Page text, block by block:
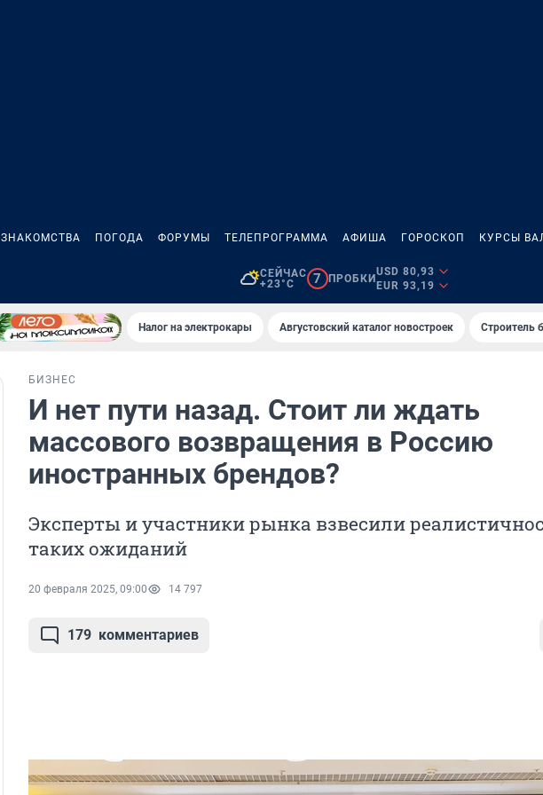
ЗНАКОМСТВА ПОГОДА ФОРУМЫ ТЕЛЕПРОГРАММА АФИША ГОРОСКОП КУРСЫ
СЕЙЧАС
+23°C
7 ПРОБКИ
USD 80,93
EUR 93,19
Налог на электрокары Августовский каталог новостроек Строитель
БИЗНЕС
И нет пути назад. Стоит ли ждать
массового возвращения в Россию
иностранных брендов?
Эксперты и участники рынка взвесили
таких ожиданий
20 февраля 2025, 09:00 14 797
179 комментариев